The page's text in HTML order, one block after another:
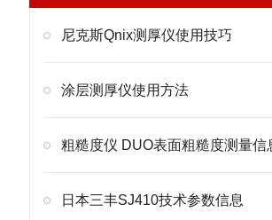
尼克斯Qnix测厚仪使用技巧
涂层测厚仪使用方法
粗糙度仪 DUO表面粗糙度测量信
日本三丰SJ410技术参数信息